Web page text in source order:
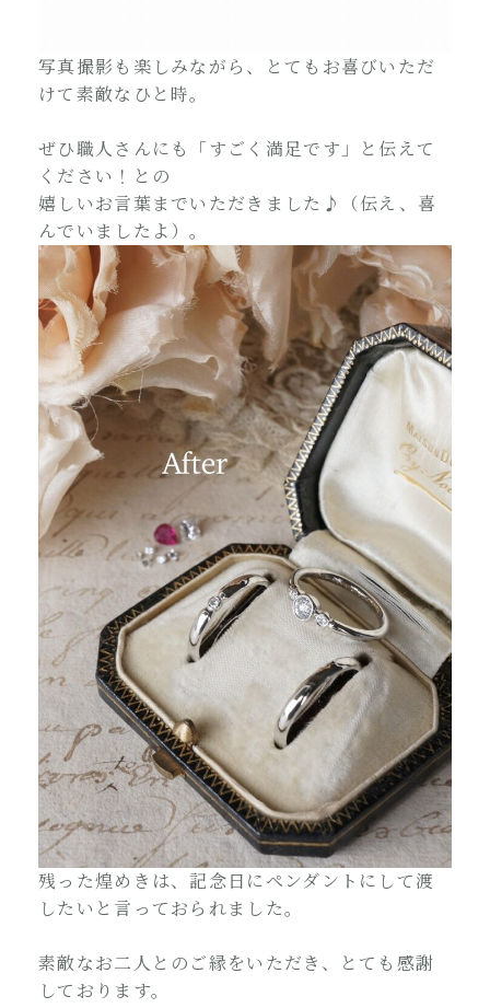
写真撮影も楽しみながら、とてもお喜びいただ
けて素敵なひと時。
ぜひ職人さんにも「すごく満足です」と伝えて
ください！との
嬉しいお言葉までいただきました♪（伝え、喜
んでいましたよ）。
残った煌めきは、記念日にペンダントにして渡
したいと言っておられました。
素敵なお二人とのご縁をいただき、とても感謝
しております。